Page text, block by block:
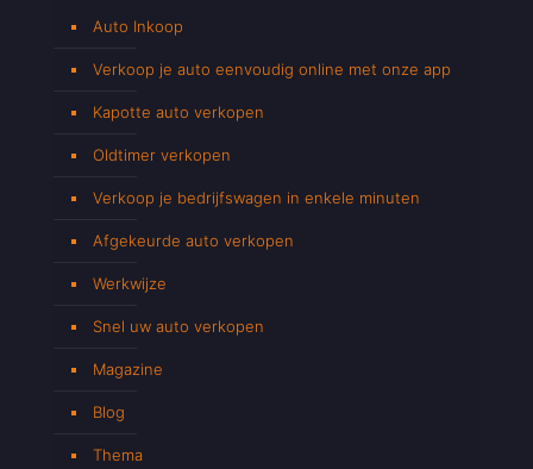
Auto Inkoop
Verkoop je auto eenvoudig online met onze app
Kapotte auto verkopen
Oldtimer verkopen
Verkoop je bedrijfswagen in enkele minuten
Afgekeurde auto verkopen
Werkwijze
Snel uw auto verkopen
Magazine
Blog
Thema